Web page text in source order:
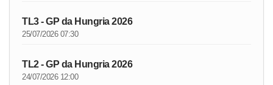
TL3 - GP da Hungria 2026
25/07/2026 07:30
TL2 - GP da Hungria 2026
24/07/2026 12:00